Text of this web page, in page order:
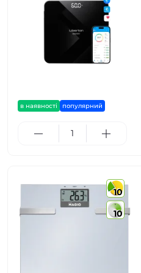
в наявності популярний
10
10